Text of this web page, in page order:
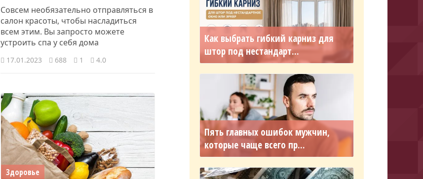
Совсем необязательно отправляться в
салон красоты, чтобы насладиться
всем этим. Вы запросто можете
устроить спа у себя дома
17.01.2023 688 1 4.0
Здоровье
Как выбрать гибкий карниз для
штор под нестандарт...
Пять главных ошибок мужчин,
которые чаще всего пр...